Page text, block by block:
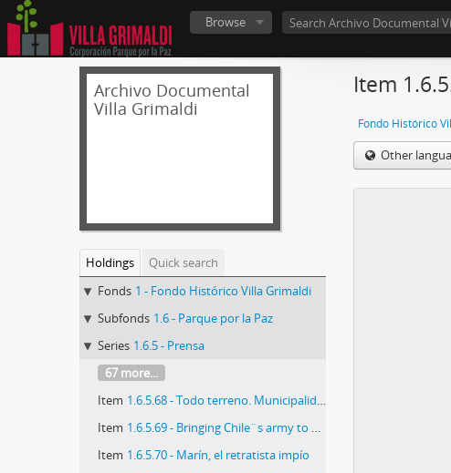
Browse
Archivo Documental
Villa Grimaldi
Holdings
Quick search
Fonds 1 - Fondo Histórico Villa Grimaldi
Subfonds 1.6 - Parque por la Paz
Series 1.6.5 - Prensa
67 more...
Item 1.6.5.68 - Todo terreno. Municipalidad de Peñalolén
Item 1.6.5.69 - Bringing Chile¨s army to heel
Item 1.6.5.70 - Marín, el retratista impío
Item
Fondo Histórico
Other